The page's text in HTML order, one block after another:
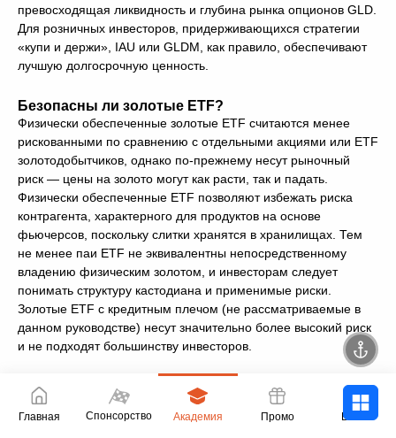
превосходящая ликвидность и глубина рынка опционов GLD.
Для розничных инвесторов, придерживающихся стратегии
«купи и держи», IAU или GLDM, как правило, обеспечивают
лучшую долгосрочную ценность.
Безопасны ли золотые ETF?
Физически обеспеченные золотые ETF считаются менее
рискованными по сравнению с отдельными акциями или ETF
золотодобытчиков, однако по-прежнему несут рыночный
риск — цены на золото могут как расти, так и падать.
Физически обеспеченные ETF позволяют избежать риска
контрагента, характерного для продуктов на основе
фьючерсов, поскольку слитки хранятся в хранилищах. Тем
не менее паи ETF не эквивалентны непосредственному
владению физическим золотом, и инвесторам следует
понимать структуру кастодиана и применимые риски.
Золотые ETF с кредитным плечом (не рассматриваемые в
данном руководстве) несут значительно более высокий риск
и не подходят большинству инвесторов.
Выплачивают ли золотые ETF дивиденды?
Физические золотые ETF не выплачивают дивиденды —
золото не генерирует доход. ETF золотодобывающих
Главная Спонсорство Академия Промо Войти